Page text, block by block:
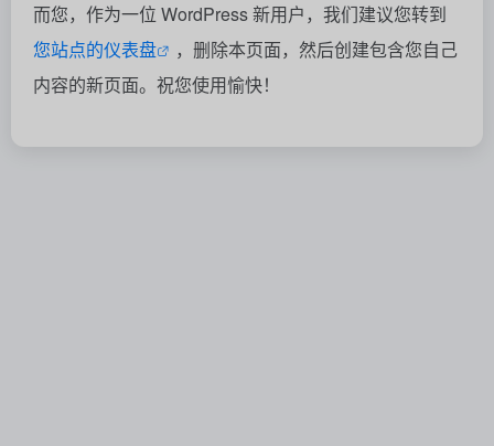
而您，作为一位 WordPress 新用户，我们建议您转到
您站点的仪表盘
，删除本页面，然后创建包含您自己
内容的新页面。祝您使用愉快！